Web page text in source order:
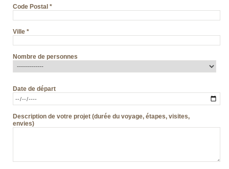
Code Postal *
Ville *
Nombre de personnes
Date de départ
Description de votre projet (durée du voyage, étapes, visites,
envies)